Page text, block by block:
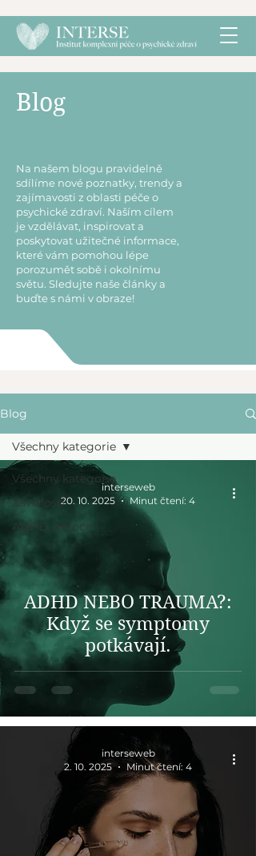
Blog
Na našem blogu pravidelně
sdílíme nové poznatky, trendy a
zajímavosti z oblasti péče o
psychické zdraví. Naším cílem
je vzdělávat, inspirovat a
poskytovat užitečné informace,
které vám pomohou lépe
porozumět sobě i okolnímu
světu. Sledujte naše články a
buďte s námi v obraze!
Blog
Všechny kategorie
Závislosti
ADHD, emoce
Všechny kategorie
ADHD NEBO TRAUMA?:
Když se symptomy
potkávají.
interseweb
20. 10. 2025
Minut čtení: 4
interseweb
2. 10. 2025
Minut čtení: 4